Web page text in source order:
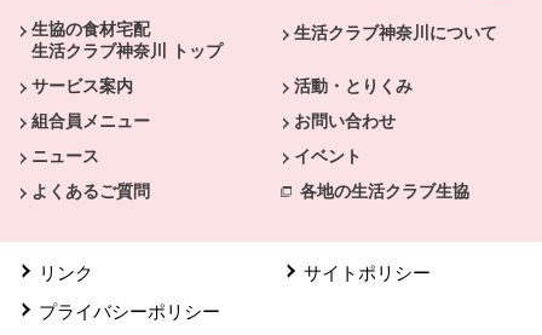
生協の食材宅配
生活クラブ神奈川 トップ
生活クラブ神奈川について
サービス案内
活動・とりくみ
組合員メニュー
お問い合わせ
ニュース
イベント
よくあるご質問
各地の生活クラブ生協
リンク
サイトポリシー
プライバシーポリシー